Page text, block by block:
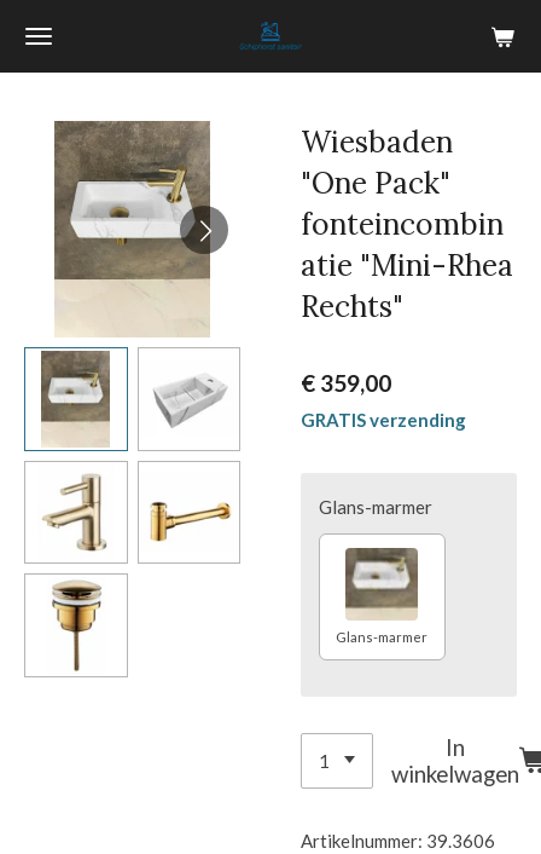
Ga
hoofdinhoud
Wiesbaden
"One Pack"
fonteincombin
atie "Mini-Rhea
Rechts"
€ 359,00
GRATIS verzending
Glans-marmer
Glans-marmer
In
winkelwagen
Artikelnummer: 39.3606